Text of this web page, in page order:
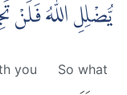
يُّضْلِلِ اللّٰهُ فَلَنْ
So what
you